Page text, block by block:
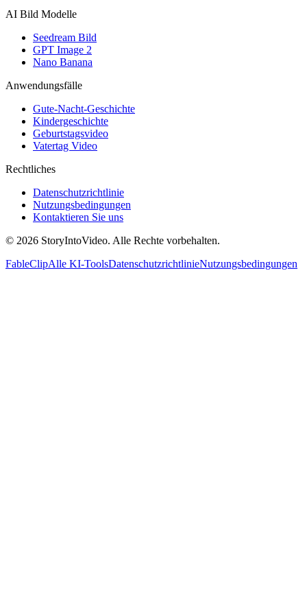
AI Bild Modelle
Seedream Bild
GPT Image 2
Nano Banana
Anwendungsfälle
Gute-Nacht-Geschichte
Kindergeschichte
Geburtstagsvideo
Vatertag Video
Rechtliches
Datenschutzrichtlinie
Nutzungsbedingungen
Kontaktieren Sie uns
© 2026 StoryIntoVideo. Alle Rechte vorbehalten.
FableClipAlle KI-ToolsDatenschutzrichtlinieNutzungsbedingungen